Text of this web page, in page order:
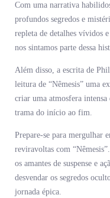
Com uma narrativa
profundos segredos e
repleta de detalhes vívidos
nos sintamos parte dessa
Além disso, a escrita de
leitura de “Nêmesis” uma
criar uma atmosfera
trama do início ao fim.
Prepare-se para mergulhar
reviravoltas com
os amantes de suspense e
desvendar os segredos
jornada épica.